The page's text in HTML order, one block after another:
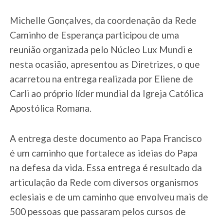
Michelle Gonçalves, da coordenação da Rede
Caminho de Esperança participou de uma
reunião organizada pelo Núcleo Lux Mundi e
nesta ocasião, apresentou as Diretrizes, o que
acarretou na entrega realizada por Eliene de
Carli ao próprio líder mundial da Igreja Católica
Apostólica Romana.
A entrega deste documento ao Papa Francisco
é um caminho que fortalece as ideias do Papa
na defesa da vida. Essa entrega é resultado da
articulação da Rede com diversos organismos
eclesiais e de um caminho que envolveu mais de
500 pessoas que passaram pelos cursos de